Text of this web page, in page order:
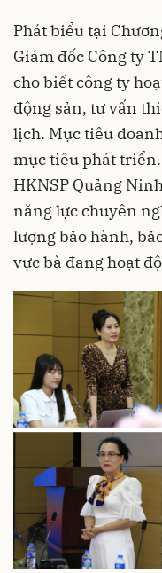
Phát biểu tại
Giám đốc Công ty
cho biết công ty
động sản, tư vấn
lịch. Mục tiêu
mục tiêu phát
HKNSP Quảng
năng lực chuyên
lượng bảo hành,
vực bà đang hoạt